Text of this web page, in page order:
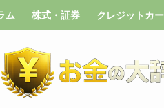
ム 株式・証券 クレジットカ